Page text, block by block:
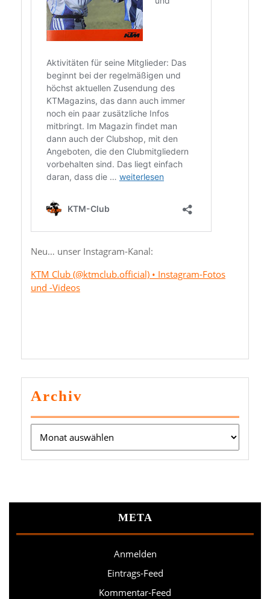
Neu… unser Instagram-Kanal:
KTM Club (@ktmclub.official) • Instagram-Fotos
und -Videos
Archiv
META
Anmelden
Eintrags-Feed
Kommentar-Feed